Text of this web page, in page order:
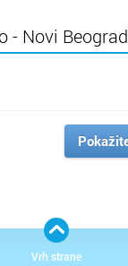
- Novi
Vrh strane